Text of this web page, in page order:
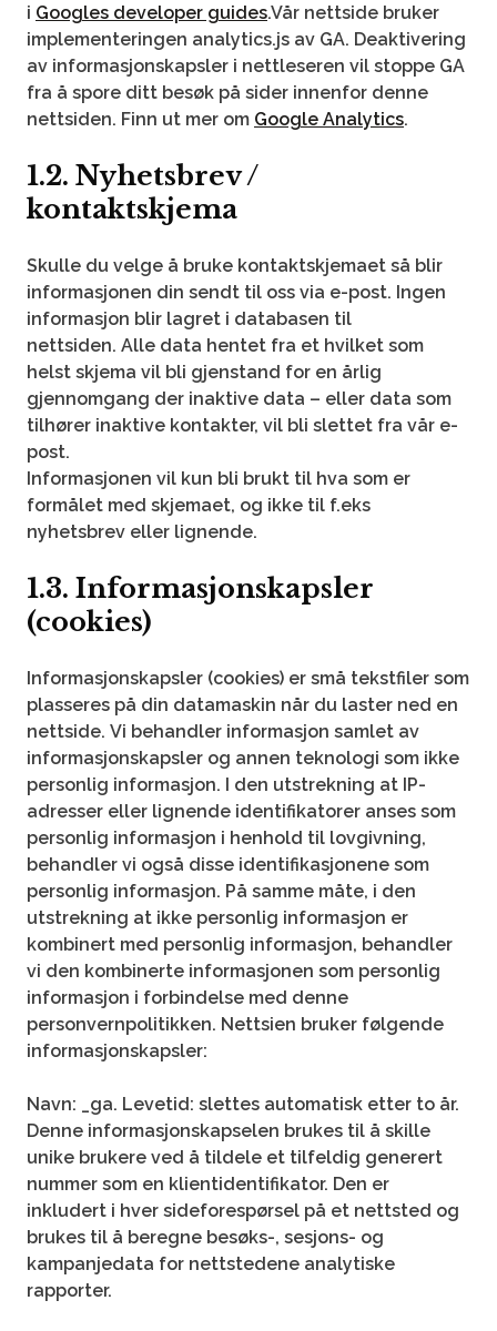
i Googles developer guides.Vår nettside bruker
implementeringen analytics.js av GA. Deaktivering
av informasjonskapsler i nettleseren vil stoppe GA
fra å spore ditt besøk på sider innenfor denne
nettsiden. Finn ut mer om Google Analytics.
1.2. Nyhetsbrev /
kontaktskjema
Skulle du velge å bruke kontaktskjemaet så blir
informasjonen din sendt til oss via e-post. Ingen
informasjon blir lagret i databasen til
nettsiden. Alle data hentet fra et hvilket som
helst skjema vil bli gjenstand for en årlig
gjennomgang der inaktive data – eller data som
tilhører inaktive kontakter, vil bli slettet fra vår e-
post.
Informasjonen vil kun bli brukt til hva som er
formålet med skjemaet, og ikke til f.eks
nyhetsbrev eller lignende.
1.3. Informasjonskapsler
(cookies)
Informasjonskapsler (cookies) er små tekstfiler som
plasseres på din datamaskin når du laster ned en
nettside. Vi behandler informasjon samlet av
informasjonskapsler og annen teknologi som ikke
personlig informasjon. I den utstrekning at IP-
adresser eller lignende identifikatorer anses som
personlig informasjon i henhold til lovgivning,
behandler vi også disse identifikasjonene som
personlig informasjon. På samme måte, i den
utstrekning at ikke personlig informasjon er
kombinert med personlig informasjon, behandler
vi den kombinerte informasjonen som personlig
informasjon i forbindelse med denne
personvernpolitikken. Nettsien bruker følgende
informasjonskapsler:
Navn: _ga. Levetid: slettes automatisk etter to år.
Denne informasjonskapselen brukes til å skille
unike brukere ved å tildele et tilfeldig generert
nummer som en klientidentifikator. Den er
inkludert i hver sideforespørsel på et nettsted og
brukes til å beregne besøks-, sesjons- og
kampanjedata for nettstedene analytiske
rapporter.